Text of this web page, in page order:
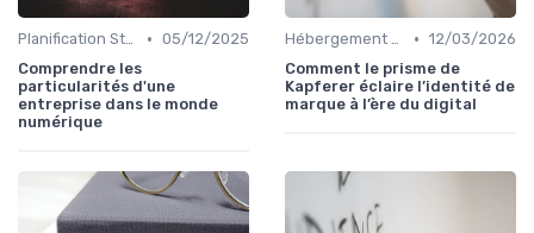
Planification Stratégique Digitale • 05/12/2025
Comprendre les
particularités d'une
entreprise dans le monde
numérique
Hébergement et Maintenance Web • 12/03/2026
Comment le prisme de
Kapferer éclaire l’identité de
marque à l’ère du digital